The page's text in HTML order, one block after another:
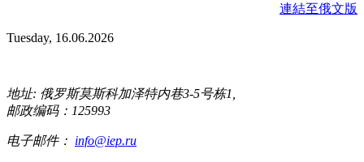
連結至俄文版
Tuesday, 16.06.2026
地址: 俄罗斯莫斯科加泽特内巷3-5号栋1,
邮政编码：125993
电子邮件： info@iep.ru